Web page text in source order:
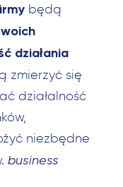
będą
działania
zmierzyć się
działalność
niezbędne
business